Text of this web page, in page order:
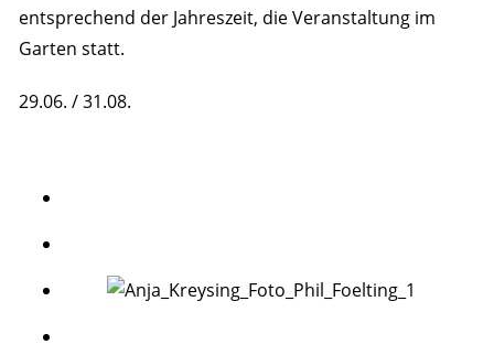
entsprechend der Jahreszeit, die Veranstaltung im
Garten statt.
29.06. / 31.08.